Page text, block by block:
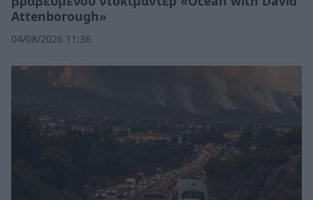
Attenborough»
04/08/2026 11:36